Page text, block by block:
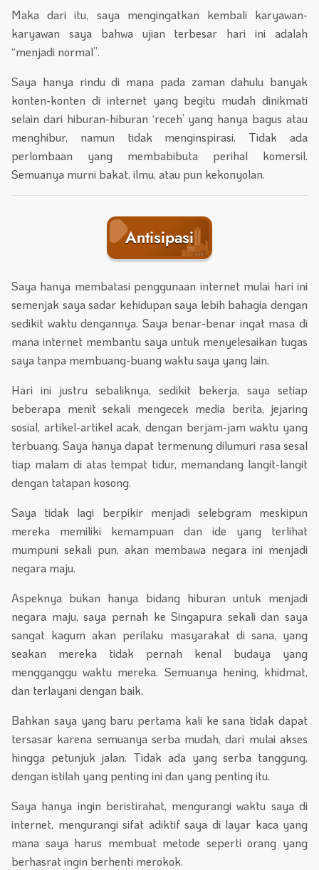
Maka dari itu, saya mengingatkan kembali karyawan-
karyawan saya bahwa ujian terbesar hari ini adalah
“menjadi normal”.
Saya hanya rindu di mana pada zaman dahulu banyak
konten-konten di internet yang begitu mudah dinikmati
selain dari hiburan-hiburan ‘receh’ yang hanya bagus atau
menghibur, namun tidak menginspirasi. Tidak ada
perlombaan yang membabibuta perihal komersil.
Semuanya murni bakat, ilmu, atau pun kekonyolan.
Antisipasi
Saya hanya membatasi penggunaan internet mulai hari ini
semenjak saya sadar kehidupan saya lebih bahagia dengan
sedikit waktu dengannya. Saya benar-benar ingat masa di
mana internet membantu saya untuk menyelesaikan tugas
saya tanpa membuang-buang waktu saya yang lain.
Hari ini justru sebaliknya, sedikit bekerja, saya setiap
beberapa menit sekali mengecek media berita, jejaring
sosial, artikel-artikel acak, dengan berjam-jam waktu yang
terbuang. Saya hanya dapat termenung dilumuri rasa sesal
tiap malam di atas tempat tidur, memandang langit-langit
dengan tatapan kosong.
Saya tidak lagi berpikir menjadi selebgram meskipun
mereka memiliki kemampuan dan ide yang terlihat
mumpuni sekali pun, akan membawa negara ini menjadi
negara maju.
Aspeknya bukan hanya bidang hiburan untuk menjadi
negara maju, saya pernah ke Singapura sekali dan saya
sangat kagum akan perilaku masyarakat di sana, yang
seakan mereka tidak pernah kenal budaya yang
mengganggu waktu mereka. Semuanya hening, khidmat,
dan terlayani dengan baik.
Bahkan saya yang baru pertama kali ke sana tidak dapat
tersasar karena semuanya serba mudah, dari mulai akses
hingga petunjuk jalan. Tidak ada yang serba tanggung,
dengan istilah yang penting ini dan yang penting itu.
Saya hanya ingin beristirahat, mengurangi waktu saya di
internet, mengurangi sifat adiktif saya di layar kaca yang
mana saya harus membuat metode seperti orang yang
berhasrat ingin berhenti merokok.